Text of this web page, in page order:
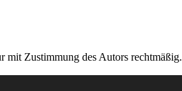
mit Zustimmung des Autors rechtmäßig.